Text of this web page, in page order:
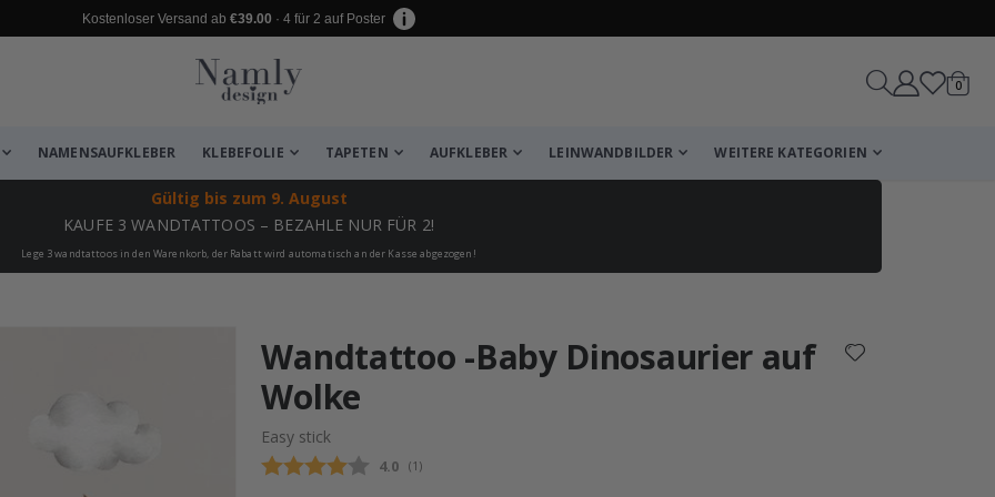
Kostenloser Versand ab €39.00 · 4 für 2 auf Poster
Wagen
0
NAMENSAUFKLEBER KLEBEFOLIE TAPETEN AUFKLEBER LEINWANDBILDER WEITERE KATEGORIEN
Gültig bis zum 9. August
KAUFE 3 WANDTATTOOS – BEZAHLE NUR FÜR 2!
Lege 3 wandtattoos in den Warenkorb, der Rabatt wird automatisch an der Kasse abgezogen!
✔️ Kostenloser Versand erreicht! Wagen Kasse
Wandtattoo -Baby Dinosaurier auf
Wolke
Easy stick
Durchschnittliche Bewertung:
4.0 (abgegebene bewertungen:
1 )